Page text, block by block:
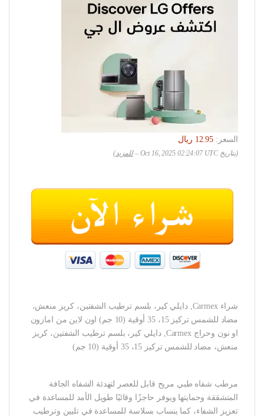
السعر:
‏12.95 ريال
(بتاريخ Oct 16, 2025 02:24:07 UTC – للمزيد)
شراء Carmex, دايلي كير، بلسم ترطيب الشفتين، كريز منعش،
مضاد للشمس تركيز 15، 35 أوقية (10 جم) اون لاين من امازون
او نون وحراج Carmex, دايلي كير، بلسم ترطيب الشفتين، كريز
منعش، مضاد للشمس تركيز 15، 35 أوقية (10 جم)
مرطب شفاه طبي مريح قابل للعصر لتهدئة الشفاه الجافة
المتشققة وحمايتها ويوفر حاجزًا وقائيًا طويل الأمد للمساعدة في
تعزيز الشفاء، كما ينساب بسلاسة للمساعدة في تليين وترطيب